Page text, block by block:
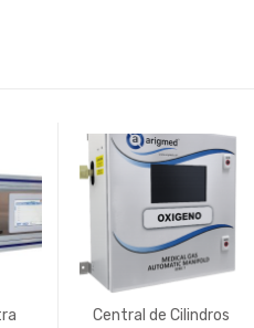
Central de Cilindros